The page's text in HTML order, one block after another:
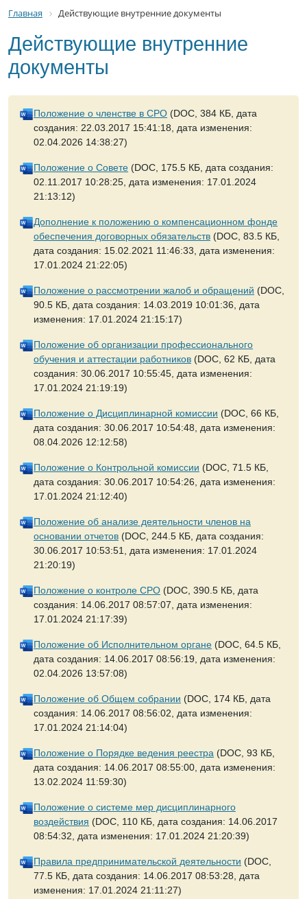
Главная Действующие внутренние документы
Действующие внутренние
документы
Положение о членстве в СРО (DOC, 384 КБ, дата
создания: 22.03.2017 15:41:18, дата изменения:
02.04.2026 14:38:27)
Положение о Совете (DOC, 175.5 КБ, дата создания:
02.11.2017 10:28:25, дата изменения: 17.01.2024
21:13:12)
Дополнение к положению о компенсационном фонде
обеспечения договорных обязательств (DOC, 83.5 КБ,
дата создания: 15.02.2021 11:46:33, дата изменения:
17.01.2024 21:22:05)
Положение о рассмотрении жалоб и обращений (DOC,
90.5 КБ, дата создания: 14.03.2019 10:01:36, дата
изменения: 17.01.2024 21:15:17)
Положение об организации профессионального
обучения и аттестации работников (DOC, 62 КБ, дата
создания: 30.06.2017 10:55:45, дата изменения:
17.01.2024 21:19:19)
Положение о Дисциплинарной комиссии (DOC, 66 КБ,
дата создания: 30.06.2017 10:54:48, дата изменения:
08.04.2026 12:12:58)
Положение о Контрольной комиссии (DOC, 71.5 КБ,
дата создания: 30.06.2017 10:54:26, дата изменения:
17.01.2024 21:12:40)
Положение об анализе деятельности членов на
основании отчетов (DOC, 244.5 КБ, дата создания:
30.06.2017 10:53:51, дата изменения: 17.01.2024
21:20:19)
Положение о контроле СРО (DOC, 390.5 КБ, дата
создания: 14.06.2017 08:57:07, дата изменения:
17.01.2024 21:17:39)
Положение об Исполнительном органе (DOC, 64.5 КБ,
дата создания: 14.06.2017 08:56:19, дата изменения:
02.04.2026 13:57:08)
Положение об Общем собрании (DOC, 174 КБ, дата
создания: 14.06.2017 08:56:02, дата изменения:
17.01.2024 21:14:04)
Положение о Порядке ведения реестра (DOC, 93 КБ,
дата создания: 14.06.2017 08:55:00, дата изменения:
13.02.2024 11:59:30)
Положение о системе мер дисциплинарного
воздействия (DOC, 110 КБ, дата создания: 14.06.2017
08:54:32, дата изменения: 17.01.2024 21:20:39)
Правила предпринимательской деятельности (DOC,
77.5 КБ, дата создания: 14.06.2017 08:53:28, дата
изменения: 17.01.2024 21:11:27)